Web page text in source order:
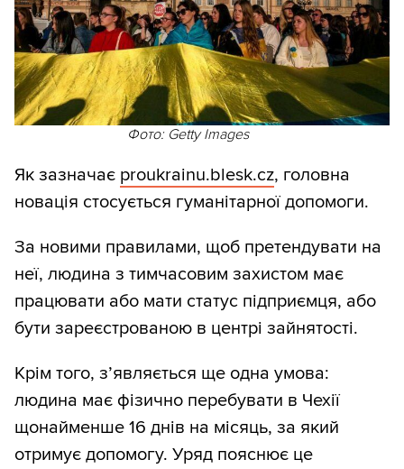
Фото: Getty Images
Як зазначає proukrainu.blesk.cz, головна
новація стосується гуманітарної допомоги.
За новими правилами, щоб претендувати на
неї, людина з тимчасовим захистом має
працювати або мати статус підприємця, або
бути зареєстрованою в центрі зайнятості.
Крім того, з’являється ще одна умова:
людина має фізично перебувати в Чехії
щонайменше 16 днів на місяць, за який
отримує допомогу. Уряд пояснює це